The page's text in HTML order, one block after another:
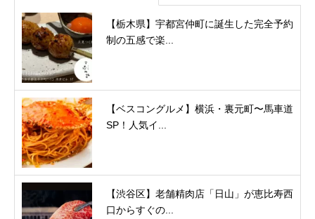
【栃木県】宇都宮仲町に誕生した完全予約
制の五感で楽...
【ベスコングルメ】横浜・裏元町〜馬車道
SP！人気イ...
【渋谷区】老舗精肉店「日山」が恵比寿西
口からすぐの...